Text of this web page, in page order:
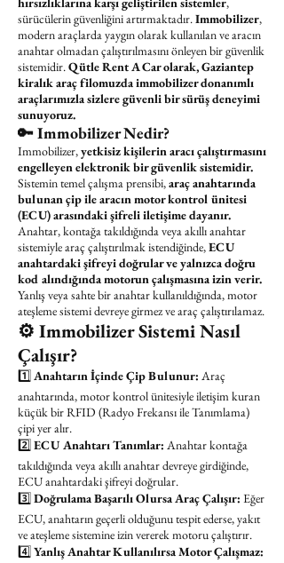
sürücülerin güvenliğini artırmaktadır.Immobilizer,
modern araçlarda yaygın olarak kullanılan ve aracın
anahtar olmadan çalıştırılmasını önleyen bir güvenlik
sistemidir.Qütle Rent A Car olarak, Gaziantep
kiralık araç filomuzda immobilizer donanımlı
araçlarımızla sizlere güvenli bir sürüş deneyimi
sunuyoruz.
🔑 Immobilizer Nedir?
Immobilizer,yetkisiz kişilerin aracı çalıştırmasını
engelleyen elektronik bir güvenlik sistemidir.
Sistemin temel çalışma prensibi,araç anahtarında
bulunan çip ile aracın motor kontrol ünitesi
(ECU) arasındaki şifreli iletişime dayanır.
Anahtar, kontağa takıldığında veya akıllı anahtar
sistemiyle araç çalıştırılmak istendiğinde,ECU
anahtardaki şifreyi doğrular ve yalnızca doğru
kod alındığında motorun çalışmasına izin verir.
Yanlış veya sahte bir anahtar kullanıldığında, motor
ateşleme sistemi devreye girmez ve araç çalıştırılamaz.
⚙️ Immobilizer Sistemi Nasıl
Çalışır?
1️⃣ Anahtarın İçinde Çip Bulunur: Araç
anahtarında, motor kontrol ünitesiyle iletişim kuran
küçük bir RFID (Radyo Frekansı ile Tanımlama)
çipi yer alır.
2️⃣ ECU Anahtarı Tanımlar: Anahtar kontağa
takıldığında veya akıllı anahtar devreye girdiğinde,
ECU anahtardaki şifreyi doğrular.
3️⃣ Doğrulama Başarılı Olursa Araç Çalışır: Eğer
ECU, anahtarın geçerli olduğunu tespit ederse, yakıt
ve ateşleme sistemine izin vererek motoru çalıştırır.
4️⃣ Yanlış Anahtar Kullanılırsa Motor Çalışmaz: